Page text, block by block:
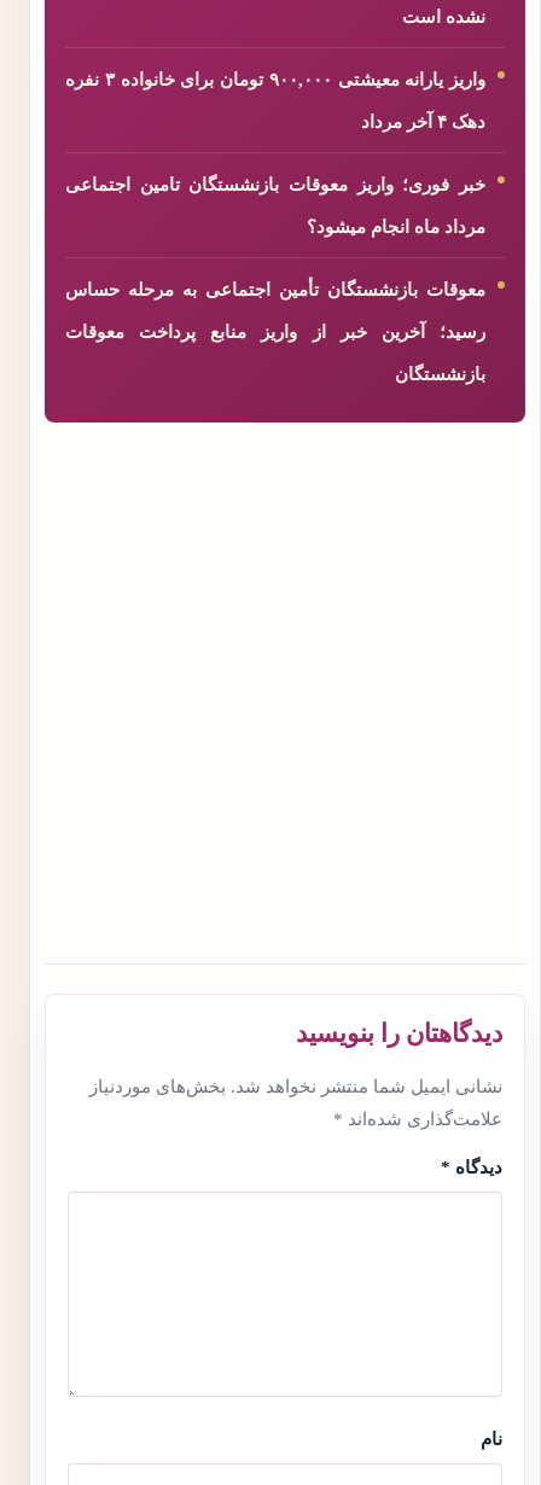
نشده است
واریز یارانه معیشتی ۹۰۰,۰۰۰ تومان برای خانواده ۳ نفره
دهک ۴ آخر مرداد
خبر فوری؛ واریز معوقات بازنشستگان تامین اجتماعی
مرداد ماه انجام میشود؟
معوقات بازنشستگان تأمین اجتماعی به مرحله حساس
رسید؛ آخرین خبر از واریز منابع پرداخت معوقات
بازنشستگان
دیدگاهتان را بنویسید
نشانی ایمیل شما منتشر نخواهد شد. بخش‌های موردنیاز
علامت‌گذاری شده‌اند *
دیدگاه *
نام